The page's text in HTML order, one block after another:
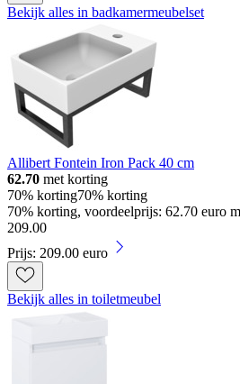
Bekijk alles in badkamermeubelset
Allibert Fontein Iron Pack 40 cm
62.70 met korting
70% korting70% korting
70% korting, voordeelprijs: 62.70 euro
209.00
Prijs: 209.00 euro
Bekijk alles in toiletmeubel